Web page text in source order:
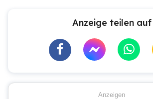
Anzeige teilen auf
Anzeigen